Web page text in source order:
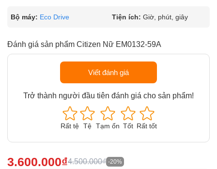
Bộ máy: Eco Drive Tiện ích: Giờ, phút, giây
Đánh giá sản phẩm Citizen Nữ EM0132-59A
Viết đánh giá
Trở thành người đầu tiên đánh giá cho sản phẩm!
Rất tệ Tệ Tạm ổn Tốt Rất tốt
3.600.000₫4.500.000₫ -20%